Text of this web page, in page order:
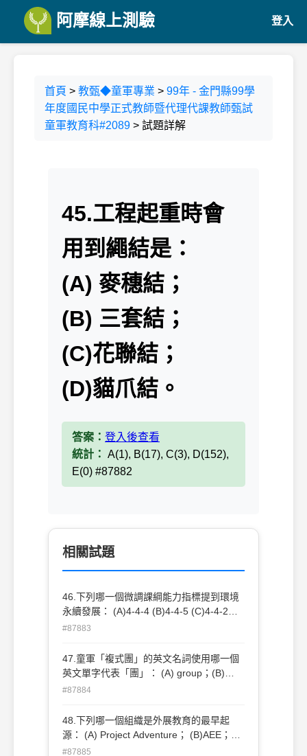
阿摩線上測驗 登入
首頁 > 教甄◆童軍專業 > 99年 - 金門縣99學
年度國民中學正式教師暨代理代課教師甄試
童軍教育科#2089 > 試題詳解
45.工程起重時會
用到繩結是：
(A) 麥穗結；
(B) 三套結；
(C)花聯結；
(D)貓爪結。
答案： 登入後查看
統計： A(1), B(17), C(3), D(152),
E(0) #87882
相關試題
46.下列哪一個微調課綱能力指標提到環境
永續發展： (A)4-4-4 (B)4-4-5 (C)4-4-2
(D)4-4-1。
#87883
47.童軍「複式團」的英文名詞使用哪一個
英文單字代表「團」： (A) group；(B)
troop；(C)crew；(D)pack。
#87884
48.下列哪一個組織是外展教育的最早起
源： (A) Project Adventure； (B)AEE；
(C)WEA；(D)Outward Bound。
#87885